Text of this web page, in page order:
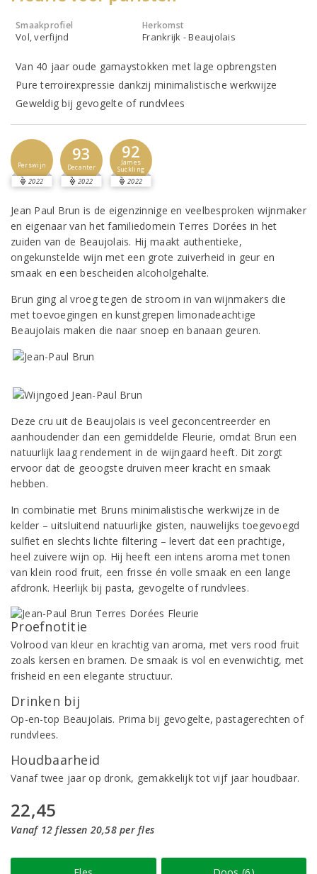
Smaakprofiel
Vol, verfijnd
Herkomst
Frankrijk - Beaujolais
Van 40 jaar oude gamaystokken met lage opbrengsten
Pure terroirexpressie dankzij minimalistische werkwijze
Geweldig bij gevogelte of rundvlees
Perswijn
2022
93
Decanter
2022
92
James
Suckling
2022
Jean Paul Brun is de eigenzinnige en veelbesproken wijnmaker
en eigenaar van het familiedomein Terres Dorées in het
zuiden van de Beaujolais. Hij maakt authentieke,
ongekunstelde wijn met een grote zuiverheid in geur en
smaak en een bescheiden alcoholgehalte.
Brun ging al vroeg tegen de stroom in van wijnmakers die
met toevoegingen en kunstgrepen limonadeachtige
Beaujolais maken die naar snoep en banaan geuren.
Deze cru uit de Beaujolais is veel geconcentreerder en
aanhoudender dan een gemiddelde Fleurie, omdat Brun een
natuurlijk laag rendement in de wijngaard heeft. Dit zorgt
ervoor dat de geoogste druiven meer kracht en smaak
hebben.
In combinatie met Bruns minimalistische werkwijze in de
kelder – uitsluitend natuurlijke gisten, nauwelijks toegevoegd
sulfiet en slechts lichte filtering – levert dat een prachtige,
heel zuivere wijn op. Hij heeft een intens aroma met tonen
van klein rood fruit, een frisse én volle smaak en een lange
afdronk. Heerlijk bij pasta, gevogelte of rundvlees.
Proefnotitie
Volrood van kleur en krachtig van aroma, met vers rood fruit
zoals kersen en bramen. De smaak is vol en evenwichtig, met
frisheid en een elegante structuur.
Drinken bij
Op-en-top Beaujolais. Prima bij gevogelte, pastagerechten of
rundvlees.
Houdbaarheid
Vanaf twee jaar op dronk, gemakkelijk tot vijf jaar houdbaar.
22,45
Vanaf 12 flessen 20,58 per fles